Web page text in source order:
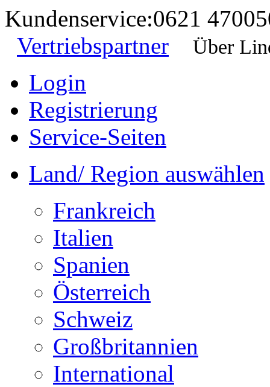
Kundenservice:0621
Vertriebspartner
Über
Login
Registrierung
Service-Seiten
Land/ Region auswählen
Frankreich
Italien
Spanien
Österreich
Schweiz
Großbritannien
International